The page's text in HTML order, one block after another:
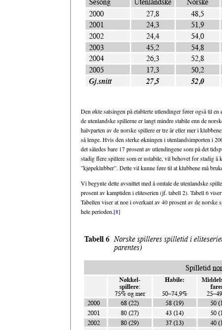
Den økte satsingen på etablerte utlendinger fører også til
de utenlandske spillerne er langt mindre stabile enn de
halvparten av de norske spillere er tre år eller mer i
så lenge. Hvis den sterke økningen i utenlandsimporten i
det således bare 17 prosent av utlendingene som på det
stadig flere spillere som er ustabile, vil behovet for stadig
”kjøpeklubber”. Dette vil kunne føre til at klubbene må
Vi begynte dette avsnittet med å omtale de utenlandske
prosent av kamptiden i eliteserien (jf. tabell 2). Tabell 6
Tabellen viser at noe i overkant av 40 prosent av de
hele perioden.[8]